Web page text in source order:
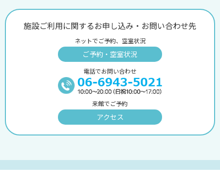
施設ご利用に関するお申し込み・お問い合わせ先
ネットでご予約、空室状況
ご予約・空室状況
電話でお問い合わせ
来館でご予約
アクセス